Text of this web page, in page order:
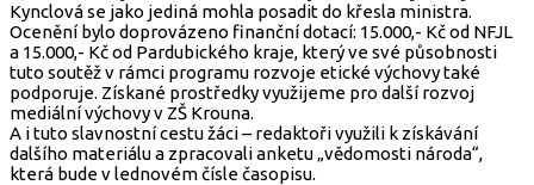
Kynclová se jako jediná mohla posadit do křesla ministra.
Ocenění bylo doprovázeno finanční dotací: 15.000,- Kč od NFJL
a 15.000,- Kč od Pardubického kraje, který ve své působnosti
tuto soutěž v rámci programu rozvoje etické výchovy také
podporuje. Získané prostředky využijeme pro další rozvoj
mediální výchovy v ZŠ Krouna.
A i tuto slavnostní cestu žáci – redaktoři využili k získávání
dalšího materiálu a zpracovali anketu „vědomosti národa“,
která bude v lednovém čísle časopisu.